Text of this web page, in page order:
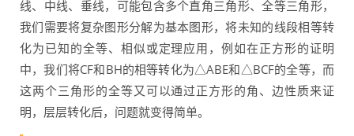
线、中线、垂线，可能包含多个直角三角形、全等三角形，
我们需要将复杂图形分解为基本图形，将未知的线段相等转
化为已知的全等、相似或定理应用，例如在正方形的证明
中，我们将CF和BH的相等转化为△ABE和△BCF的全等，而
这两个三角形的全等又可以通过正方形的角、边性质来证
明，层层转化后，问题就变得简单。